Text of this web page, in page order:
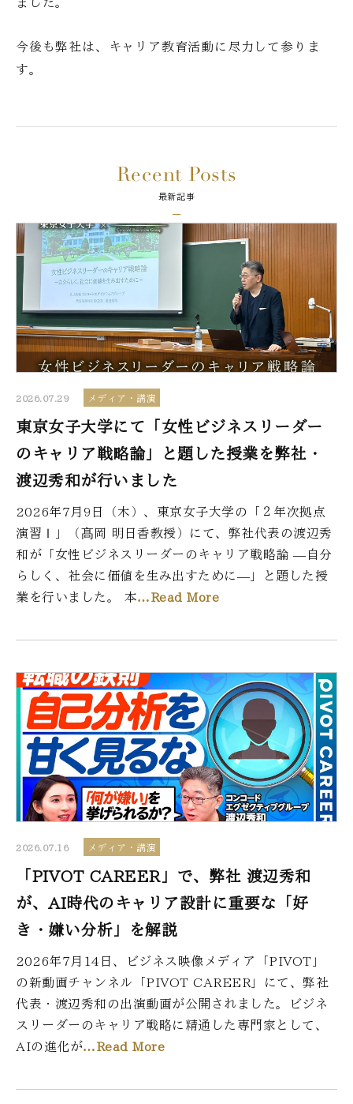
ました。
今後も弊社は、キャリア教育活動に尽力して参りま
す。
Recent Posts
最新記事
2026.07.29 メディア・講演
東京女子大学にて「女性ビジネスリーダー
のキャリア戦略論」と題した授業を弊社・
渡辺秀和が行いました
2026年7月9日（木）、東京女子大学の「２年次拠点
演習Ⅰ」（髙岡 明日香教授）にて、弊社代表の渡辺秀
和が「女性ビジネスリーダーのキャリア戦略論 ―自分
らしく、社会に価値を生み出すために―」と題した授
業を行いました。 本…Read More
2026.07.16 メディア・講演
「PIVOT CAREER」で、弊社 渡辺秀和
が、AI時代のキャリア設計に重要な「好
き・嫌い分析」を解説
2026年7月14日、ビジネス映像メディア「PIVOT」
の新動画チャンネル「PIVOT CAREER」にて、弊社
代表・渡辺秀和の出演動画が公開されました。ビジネ
スリーダーのキャリア戦略に精通した専門家として、
AIの進化が…Read More